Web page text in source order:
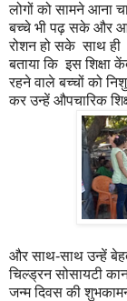
लोगों को सामने आना
बच्चे भी पढ़ सके और
रोशन हो सके साथ ही
बताया कि इस शिक्षा
रहने वाले बच्चों को
कर उन्हें औपचारिक
और साथ-साथ उन्हें
चिल्ड्रन सोसायटी
जन्म दिवस की